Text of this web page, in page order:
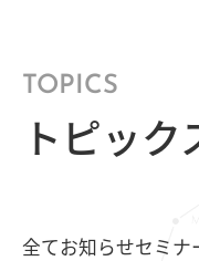
TOPICS
トピック
全てお知らせセミナ